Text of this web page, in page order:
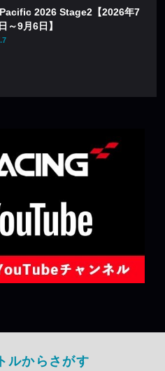
2026 Stage2【2026年7
～9月6日】
ルからさがす